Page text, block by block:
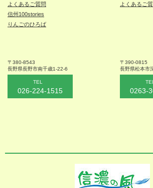
よくあるご質問
信州100stories
りんごのひろば
〒380-8543
長野県長野市南千歳1-22-6
TEL
026-224-1515
よくあるご
〒390-0815
長野県松本市
0263-